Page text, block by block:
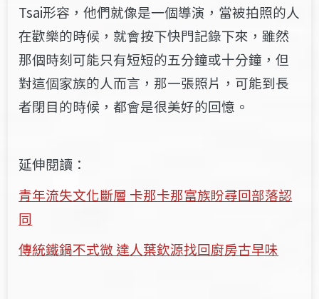
Tsai形容，他們就像是一個導演，當被拍照的人
在歡樂的時候，就會按下快門記錄下來，雖然
那個時刻可能只有短短的五分鐘或十分鐘，但
對這個家族的人而言，那一張照片，可能到長
者閉目的時候，都會是很美好的回憶。
延伸閱讀：
青年流失文化斷層 卡那卡那富族盼尋回部落認
同
傳統鐵鍋不式微 達人葉欽源找回廚房古早味